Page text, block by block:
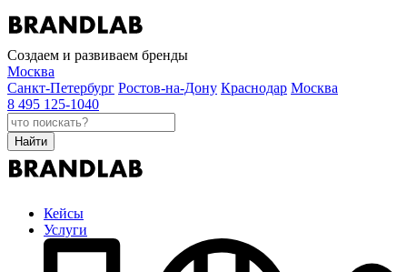
Создаем и развиваем бренды
Москва
Санкт-Петербург Ростов-на-Дону Краснодар Москва
8 495 125-1040
Найти
Кейсы
Услуги